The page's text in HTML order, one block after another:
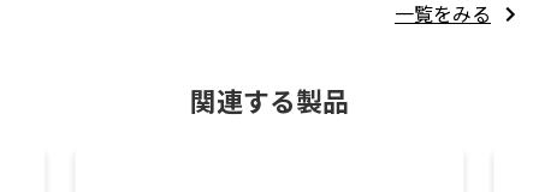
一覧をみる
関連する製品